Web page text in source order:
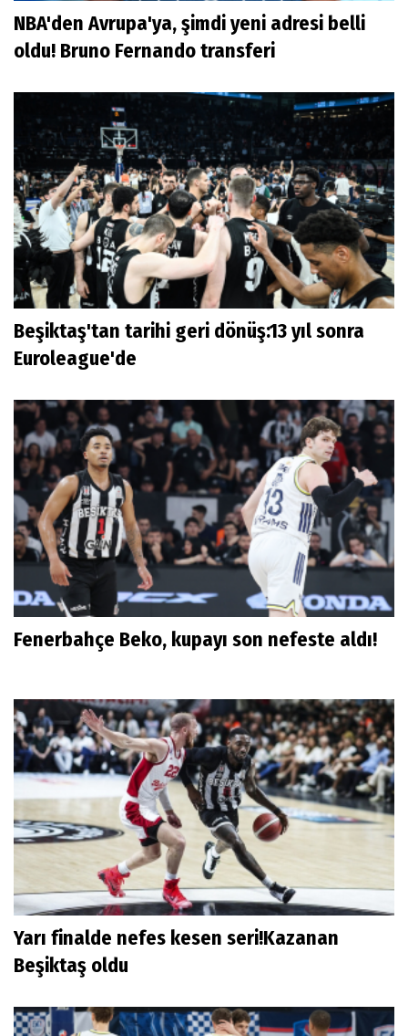
NBA'den Avrupa'ya, şimdi yeni adresi belli
oldu! Bruno Fernando transferi
Beşiktaş'tan tarihi geri dönüş:13 yıl sonra
Euroleague'de
Fenerbahçe Beko, kupayı son nefeste aldı!
Yarı finalde nefes kesen seri!Kazanan
Beşiktaş oldu